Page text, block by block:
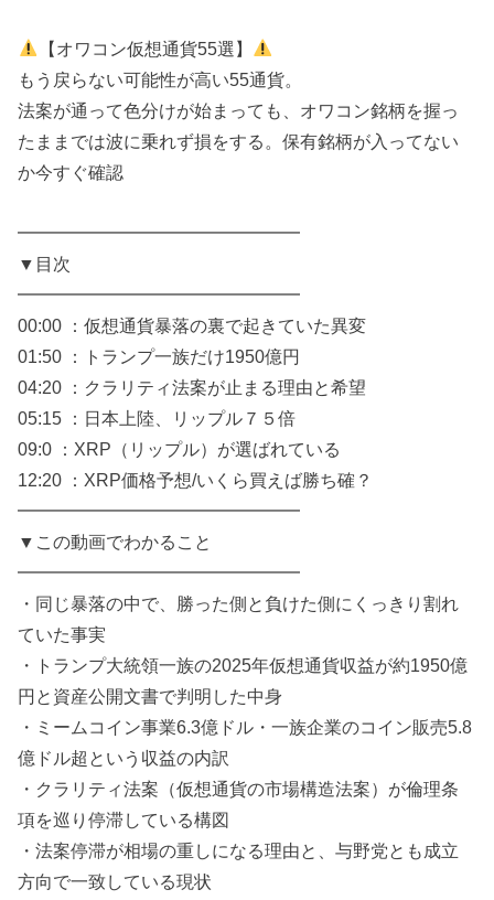
【オワコン仮想通貨55選】
もう戻らない可能性が高い55通貨。
法案が通って色分けが始まっても、オワコン銘柄を握っ
たままでは波に乗れず損をする。保有銘柄が入ってない
か今すぐ確認
━━━━━━━━━━━━━━━━
▼目次
━━━━━━━━━━━━━━━━
00:00 ：仮想通貨暴落の裏で起きていた異変
01:50 ：トランプ一族だけ1950億円
04:20 ：クラリティ法案が止まる理由と希望
05:15 ：日本上陸、リップル７５倍
09:0 ：XRP（リップル）が選ばれている
12:20 ：XRP価格予想/いくら買えば勝ち確？
━━━━━━━━━━━━━━━━
▼この動画でわかること
━━━━━━━━━━━━━━━━
・同じ暴落の中で、勝った側と負けた側にくっきり割れ
ていた事実
・トランプ大統領一族の2025年仮想通貨収益が約1950億
円と資産公開文書で判明した中身
・ミームコイン事業6.3億ドル・一族企業のコイン販売5.8
億ドル超という収益の内訳
・クラリティ法案（仮想通貨の市場構造法案）が倫理条
項を巡り停滞している構図
・法案停滞が相場の重しになる理由と、与野党とも成立
方向で一致している現状